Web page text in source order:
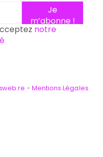
notre
- Mentions Légales